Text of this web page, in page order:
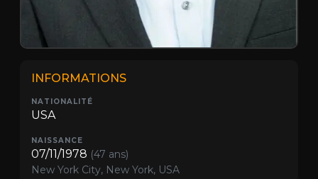
INFORMATIONS
NATIONALITÉ
USA
NAISSANCE
07/11/1978 (47 ans)
New York City, New York, USA